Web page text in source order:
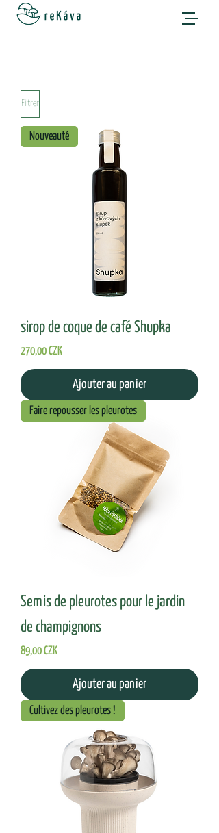
Filtrer
Nouveauté
sirop de coque de café Shupka
Prix
270,00 CZK
Ajouter au panier
Faire repousser les pleurotes
Semis de pleurotes pour le jardin
de champignons
Prix
89,00 CZK
Ajouter au panier
Cultivez des pleurotes !